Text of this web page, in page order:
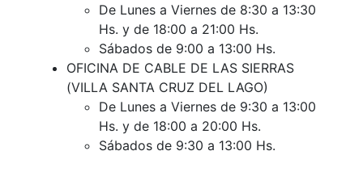
De Lunes a Viernes de 8:30 a 13:30
Hs. y de 18:00 a 21:00 Hs.
Sábados de 9:00 a 13:00 Hs.
OFICINA DE CABLE DE LAS SIERRAS
(VILLA SANTA CRUZ DEL LAGO)
De Lunes a Viernes de 9:30 a 13:00
Hs. y de 18:00 a 20:00 Hs.
Sábados de 9:30 a 13:00 Hs.